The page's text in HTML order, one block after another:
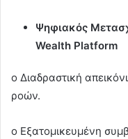
Ψηφιακός
Wealth Platform
o Διαδραστική
ροών.
o Εξατομικευμένη